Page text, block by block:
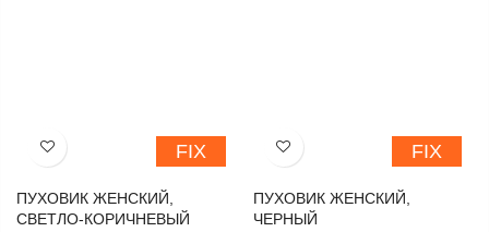
FIX
Хочу!
ПУХОВИК ЖЕНСКИЙ,
СВЕТЛО-КОРИЧНЕВЫЙ
FIX
Хочу!
ПУХОВИК ЖЕНСКИЙ,
ЧЕРНЫЙ